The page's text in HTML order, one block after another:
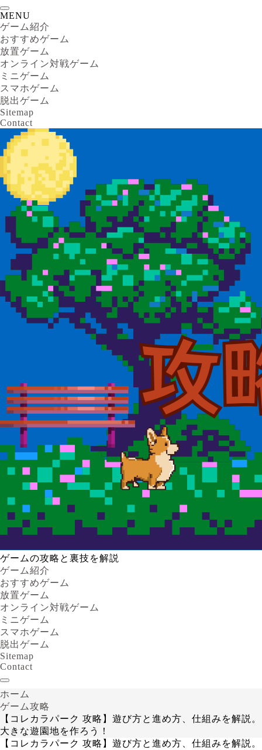
MENU
ゲーム紹介
おすすめゲーム
放置ゲーム
オンライン対戦ゲーム
ミニゲーム
スマホゲーム
脱出ゲーム
Sitemap
Contact
ゲームの攻略と裏技を解説
ゲーム紹介
おすすめゲーム
放置ゲーム
オンライン対戦ゲーム
ミニゲーム
スマホゲーム
脱出ゲーム
Sitemap
Contact
ホーム
ゲーム攻略
【コレカラパーク 攻略】遊び方と進め方、仕組みを解説。
大きな遊園地を作ろう！
【コレカラパーク 攻略】遊び方と進め方、仕組みを解説。